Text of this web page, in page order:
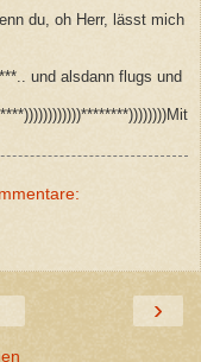
du, oh Herr, lässt mich
und alsdann flugs und
›